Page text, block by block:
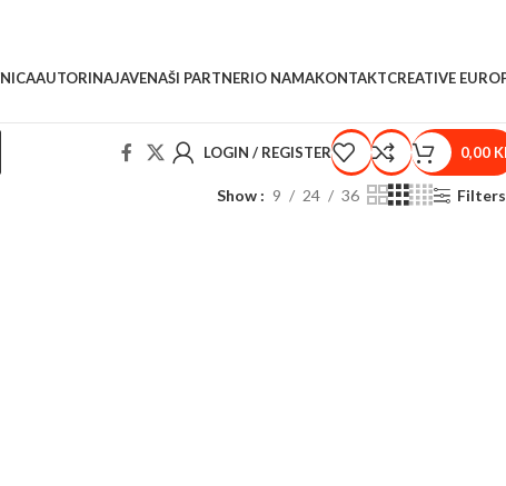
AUTORINAJAVENAŠI PARTNERIO NAMAKONTAKTCREATIVE
LOGIN / REGISTER 0,00
Show 9 24 36 Filters